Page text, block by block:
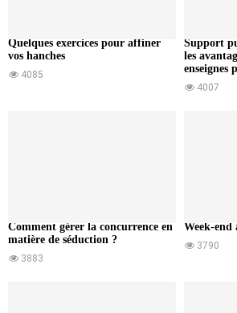
Quelques exercices pour affiner
vos hanches
4085
Support
les
enseignes
4007
Comment gérer la concurrence en
matière de séduction ?
3883
Week-end
3790